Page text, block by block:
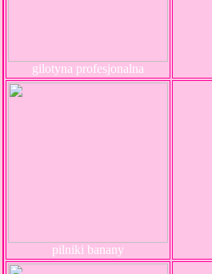
gilotyna profesjonalna
pilniki banany